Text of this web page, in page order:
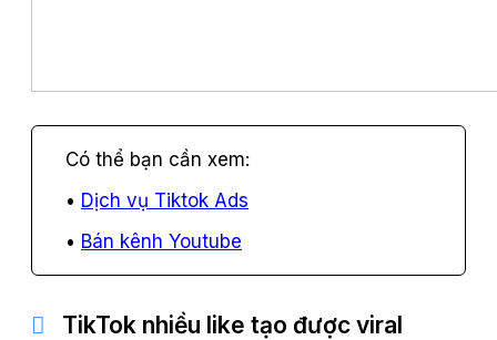
Dịch vụ Tiktok Ads
Bán kênh Youtube
TikTok nhiều like tạo được viral